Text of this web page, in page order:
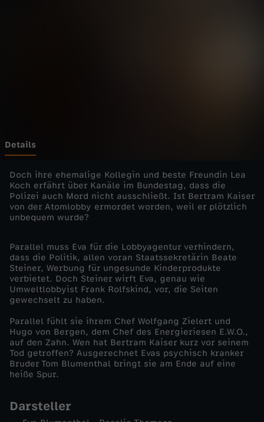
c
h
u
d
Details
Doch ihre ehemalige Kollegin und beste Freundin Lea
Koch erfährt über Kanäle im Bundestag, dass die
Polizei auch Mord nicht ausschließt. Ist Bertram Kaiser
von der Atomlobby ermordet worden, weil er plötzlich
unbequem wurde?
Parallel muss Eva für die Lobbyagentur verhindern,
dass die Politik, allen voran Staatssekretärin Beate
Steiner, Werbung für ungesunde Kinderprodukte
verbietet. Doch Steiner wirft Eva, genau wie
Umweltlobbyist Frank Rolfskind, vor, die Seiten
gewechselt zu haben.
Parallel fühlt sie ihrem Chef Wolfgang Zielert und
Hugo von Bergen, dem Chef des Energieriesen E.W.O.,
auf den Zahn. Wen hat Bertram Kaiser kurz vor seinem
Tod getroffen? Ausgerechnet Evas psychisch kranker
Bruder Tom Blumenthal bringt sie am Ende auf eine
heiße Spur.
Darsteller